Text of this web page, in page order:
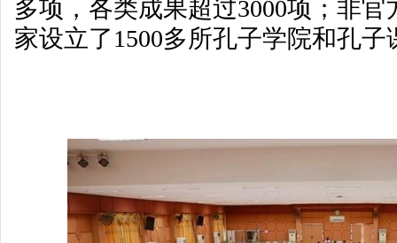
多项，各类成果超过3000项；非
家设立了1500多所孔子学院和孔子